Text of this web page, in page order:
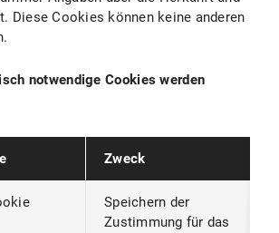
Diese Cookies können keine anderen
notwendige Cookies werden
Zweck
Speichern der
Zustimmung für das